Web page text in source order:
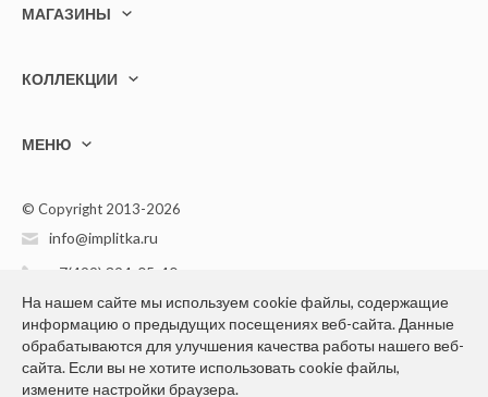
МАГАЗИНЫ
КОЛЛЕКЦИИ
МЕНЮ
© Copyright 2013-2026
info@implitka.ru
+7(499) 394-05-40
Конфиденциальность персональной информации
На нашем сайте мы используем cookie файлы, содержащие
информацию о предыдущих посещениях веб-сайта. Данные
обрабатываются для улучшения качества работы нашего веб-
сайта. Если вы не хотите использовать cookie файлы,
измените настройки браузера.